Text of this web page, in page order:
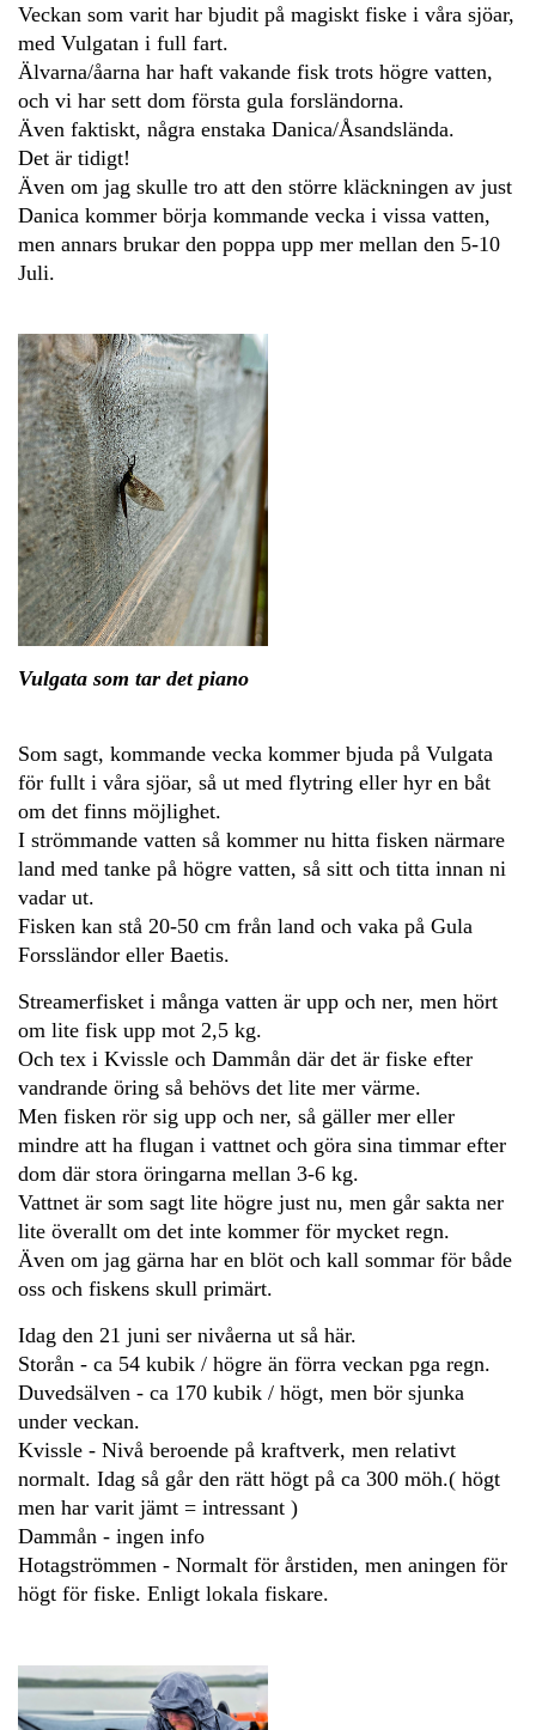
Veckan som varit har bjudit på magiskt fiske i våra sjöar,
med Vulgatan i full fart.
Älvarna/åarna har haft vakande fisk trots högre vatten,
och vi har sett dom första gula forsländorna.
Även faktiskt, några enstaka Danica/Åsandslända.
Det är tidigt!
Även om jag skulle tro att den större kläckningen av just
Danica kommer börja kommande vecka i vissa vatten,
men annars brukar den poppa upp mer mellan den 5-10
Juli.
Vulgata som tar det piano
Som sagt, kommande vecka kommer bjuda på Vulgata
för fullt i våra sjöar, så ut med flytring eller hyr en båt
om det finns möjlighet.
I strömmande vatten så kommer nu hitta fisken närmare
land med tanke på högre vatten, så sitt och titta innan ni
vadar ut.
Fisken kan stå 20-50 cm från land och vaka på Gula
Forssländor eller Baetis.
Streamerfisket i många vatten är upp och ner, men hört
om lite fisk upp mot 2,5 kg.
Och tex i Kvissle och Dammån där det är fiske efter
vandrande öring så behövs det lite mer värme.
Men fisken rör sig upp och ner, så gäller mer eller
mindre att ha flugan i vattnet och göra sina timmar efter
dom där stora öringarna mellan 3-6 kg.
Vattnet är som sagt lite högre just nu, men går sakta ner
lite överallt om det inte kommer för mycket regn.
Även om jag gärna har en blöt och kall sommar för både
oss och fiskens skull primärt.
Idag den 21 juni ser nivåerna ut så här.
Storån - ca 54 kubik / högre än förra veckan pga regn.
Duvedsälven - ca 170 kubik / högt, men bör sjunka
under veckan.
Kvissle - Nivå beroende på kraftverk, men relativt
normalt. Idag så går den rätt högt på ca 300 möh.( högt
men har varit jämt = intressant )
Dammån - ingen info
Hotagströmmen - Normalt för årstiden, men aningen för
högt för fiske. Enligt lokala fiskare.